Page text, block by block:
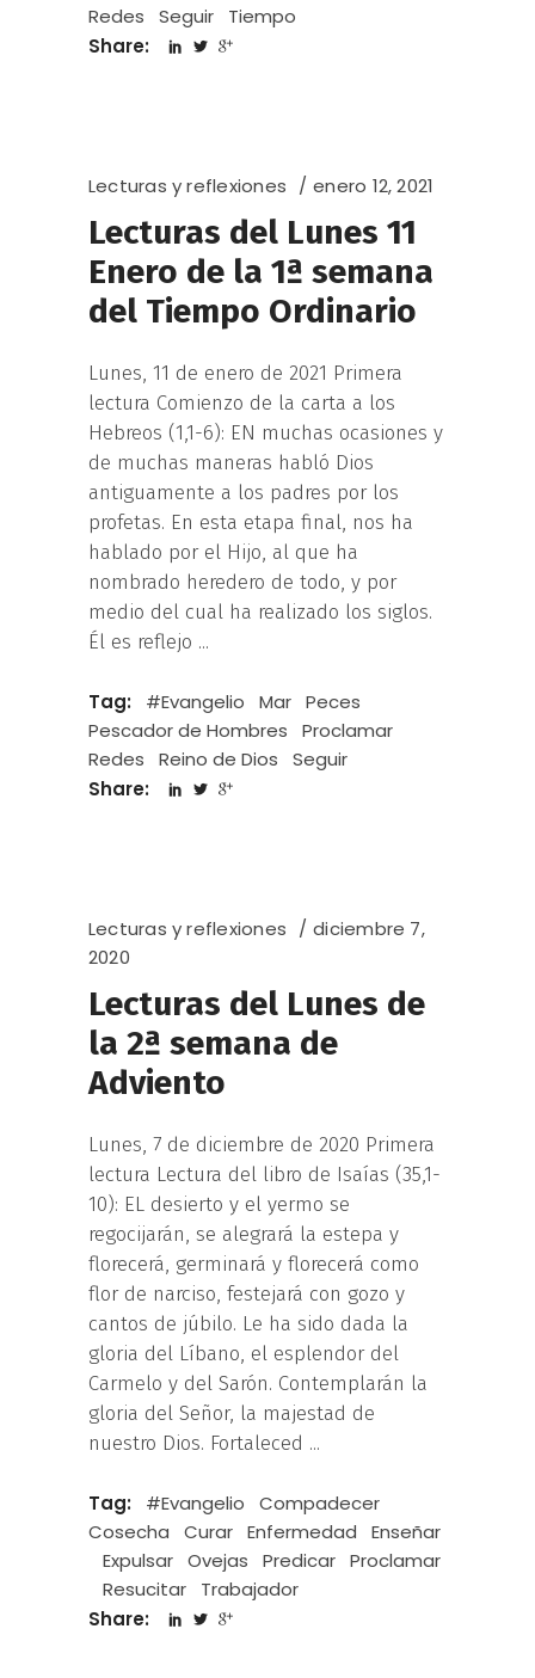
Redes
Seguir
Tiempo
Share:
Lecturas y reflexiones enero 12, 2021
Lecturas del Lunes 11
Enero de la 1ª semana
del Tiempo Ordinario
Lunes, 11 de enero de 2021 Primera
lectura Comienzo de la carta a los
Hebreos (1,1-6): EN muchas ocasiones y
de muchas maneras habló Dios
antiguamente a los padres por los
profetas. En esta etapa final, nos ha
hablado por el Hijo, al que ha
nombrado heredero de todo, y por
medio del cual ha realizado los siglos.
Él es reflejo
Tag: #Evangelio Mar Peces
Pescador de Hombres
Proclamar
Redes
Reino de Dios
Seguir
Share:
Lecturas y reflexiones
diciembre 7,
2020
Lecturas del Lunes de
la 2ª semana de
Adviento
Lunes, 7 de diciembre de 2020 Primera
lectura Lectura del libro de Isaías (35,1-
10): EL desierto y el yermo se
regocijarán, se alegrará la estepa y
florecerá, germinará y florecerá como
flor de narciso, festejará con gozo y
cantos de júbilo. Le ha sido dada la
gloria del Líbano, el esplendor del
Carmelo y del Sarón. Contemplarán la
gloria del Señor, la majestad de
nuestro Dios. Fortaleced
Tag: #Evangelio
Compadecer
Cosecha
Curar Enfermedad
Enseñar
Expulsar Ovejas Predicar Proclamar
Resucitar
Trabajador
Share: